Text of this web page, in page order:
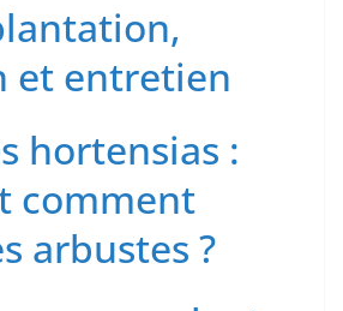
et entretien
hortensias :
comment
arbustes ?